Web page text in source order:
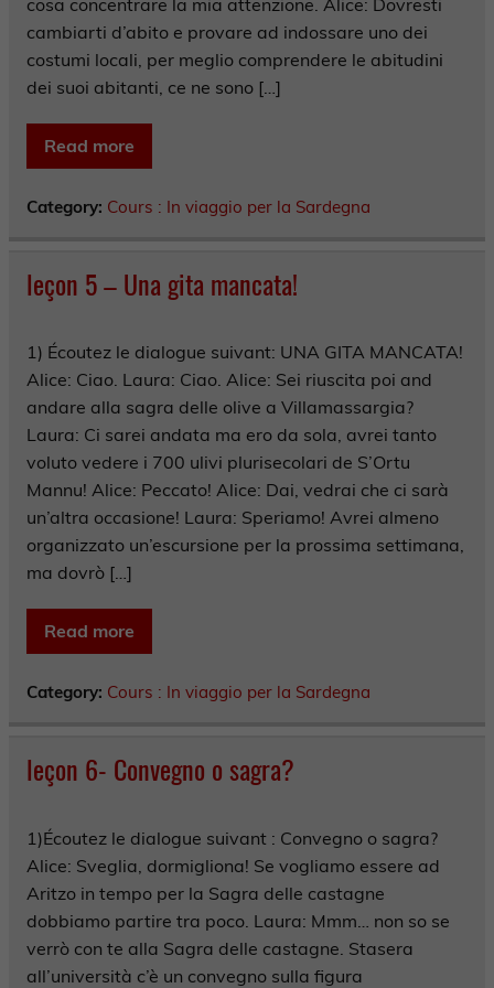
cosa concentrare la mia attenzione. Alice: Dovresti
cambiarti d’abito e provare ad indossare uno dei
costumi locali, per meglio comprendere le abitudini
dei suoi abitanti, ce ne sono […]
Read more
Category: Cours : In viaggio per la Sardegna
leçon 5 – Una gita mancata!
1) Écoutez le dialogue suivant: UNA GITA MANCATA!
Alice: Ciao. Laura: Ciao. Alice: Sei riuscita poi and
andare alla sagra delle olive a Villamassargia?
Laura: Ci sarei andata ma ero da sola, avrei tanto
voluto vedere i 700 ulivi plurisecolari de S’Ortu
Mannu! Alice: Peccato! Alice: Dai, vedrai che ci sarà
un’altra occasione! Laura: Speriamo! Avrei almeno
organizzato un’escursione per la prossima settimana,
ma dovrò […]
Read more
Category: Cours : In viaggio per la Sardegna
leçon 6- Convegno o sagra?
1)Écoutez le dialogue suivant : Convegno o sagra?
Alice: Sveglia, dormigliona! Se vogliamo essere ad
Aritzo in tempo per la Sagra delle castagne
dobbiamo partire tra poco. Laura: Mmm… non so se
verrò con te alla Sagra delle castagne. Stasera
all’università c’è un convegno sulla figura